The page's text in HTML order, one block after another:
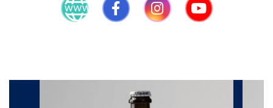
Produits